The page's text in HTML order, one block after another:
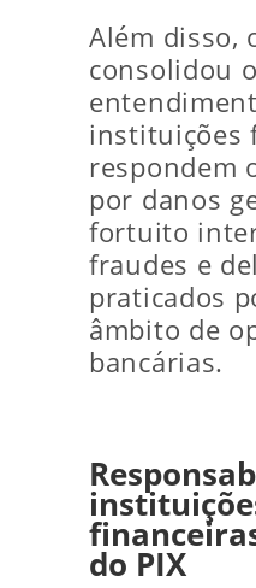
Além disso,
consolidou o
instituições
respondem
por danos
fortuito
fraudes e
praticados
âmbito de
bancárias.
do PIX